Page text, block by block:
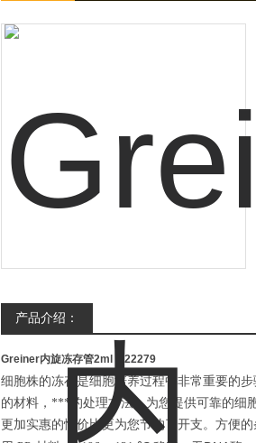
产品介绍：
Greiner内旋冻存管2ml 122279
细胞株的冻存是细胞培养过程中非常重要的
的材料，***的处理方法，为您提供可靠的细
更加实惠的性价比更为您节约了开支。方便